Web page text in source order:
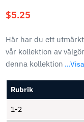
$5.25
Här har du ett
vår kollektion av
denna kollektion
Rubrik
1-2